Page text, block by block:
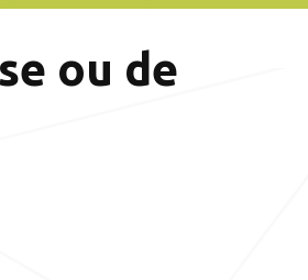
ou de